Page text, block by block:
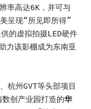
率高达6K，并可与
呈现“所见即所得”
的虚拟拍摄LED硬件
力该影棚成为东南亚
杭州GVT等头部项目
创产业园打造的华